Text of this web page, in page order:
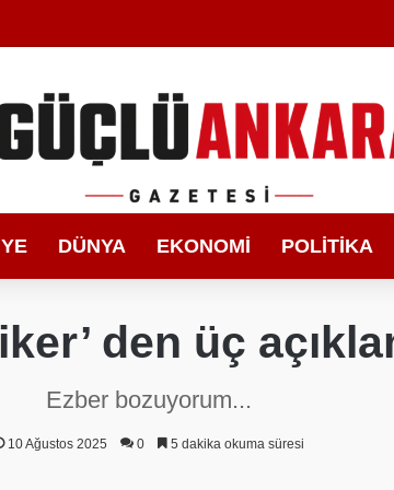
Edebiyat Hafızası Kitapla Gün Yüzüne Çıktı
DÜNYA EKONOMI POLITIKA
den üç
Ezber bozuyorum...
10 Ağustos 2025 0 5 dakika okuma süresi